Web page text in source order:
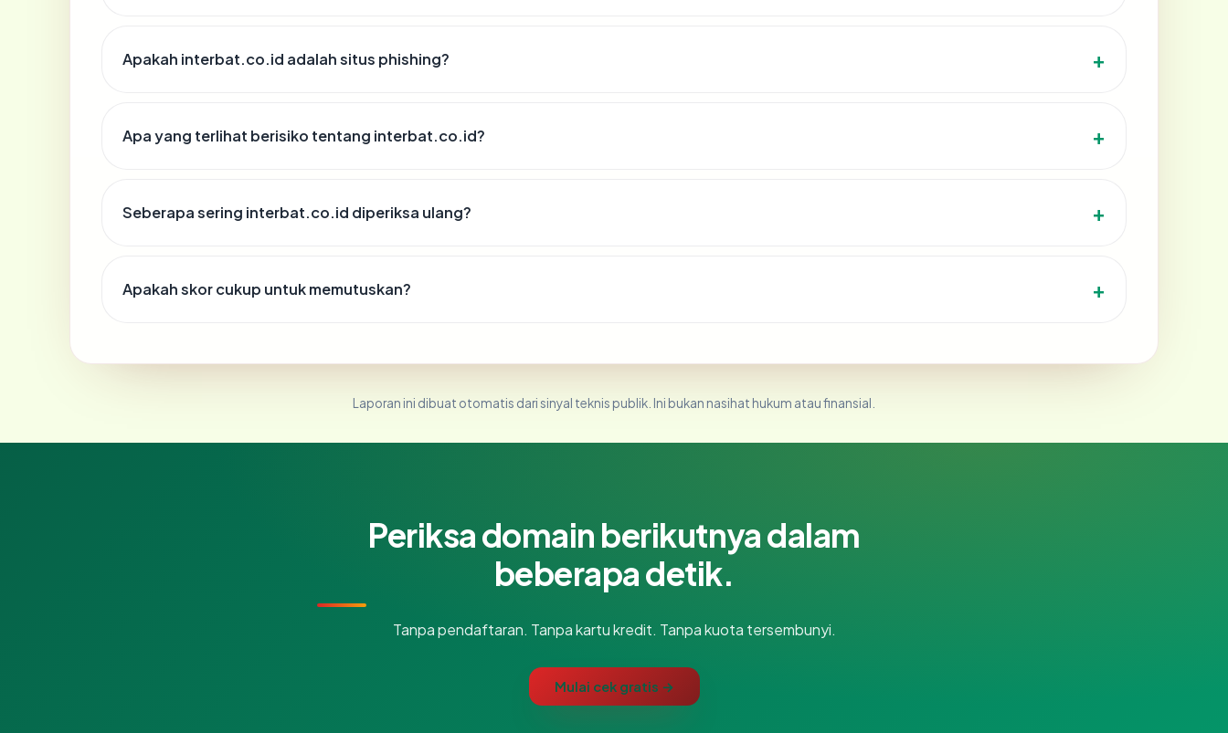
Apakah interbat.co.id adalah situs phishing?
Apa yang terlihat berisiko tentang interbat.co.id?
Seberapa sering interbat.co.id diperiksa ulang?
Apakah skor cukup untuk memutuskan?
Laporan ini dibuat otomatis dari sinyal teknis publik. Ini bukan nasihat hukum atau finansial.
Periksa domain berikutnya dalam
beberapa detik.
Tanpa pendaftaran. Tanpa kartu kredit. Tanpa kuota tersembunyi.
Mulai cek gratis →